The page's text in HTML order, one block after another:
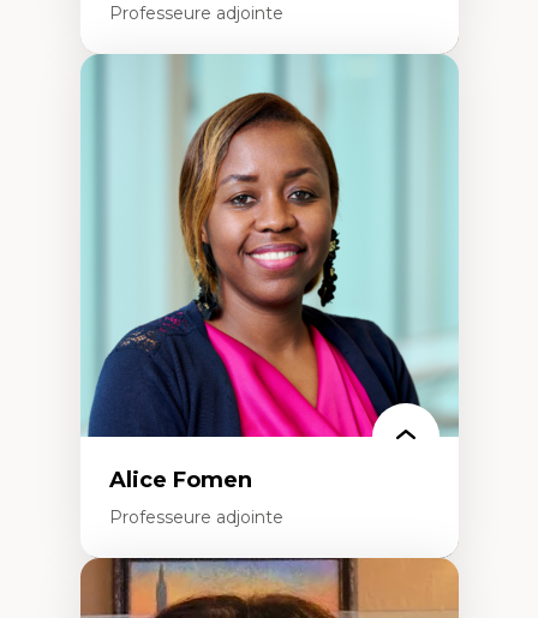
Professeure adjointe
Les apports pédagogiques des théories de
l'affect, du posthumanisme, du féminisme
dans l'éducation aux sciences
L'apprentissage des sciences/STIM dans une
perspective socioécologique de care
L’insertion professionnelle des
enseignant.e.s
Alice Fomen
Professeure adjointe
Expertises